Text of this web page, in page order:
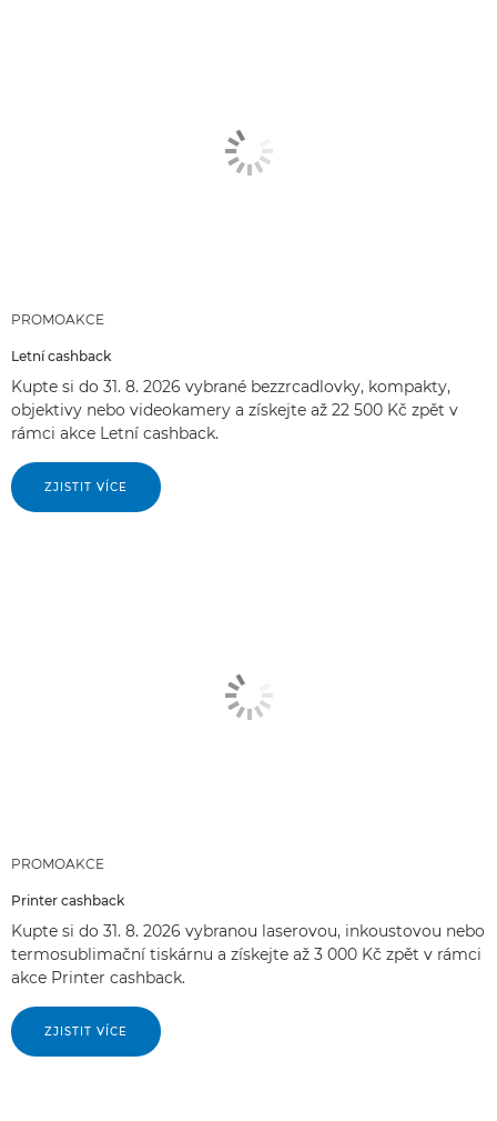
PROMOAKCE
Letní cashback
Kupte si do 31. 8. 2026 vybrané bezzrcadlovky, kompakty,
objektivy nebo videokamery a získejte až 22 500 Kč zpět v
rámci akce Letní cashback.
ZJISTIT VÍCE
PROMOAKCE
Printer cashback
Kupte si do 31. 8. 2026 vybranou laserovou, inkoustovou nebo
termosublimační tiskárnu a získejte až 3 000 Kč zpět v rámci
akce Printer cashback.
ZJISTIT VÍCE